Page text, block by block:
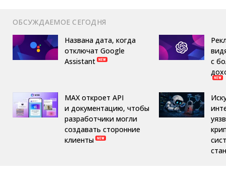
ОБСУЖДАЕМОЕ СЕГОДНЯ
Названа дата, когда
отключат Google
Assistant
MAX откроет API
и документацию, чтобы
разработчики могли
создавать сторонние
клиенты
с